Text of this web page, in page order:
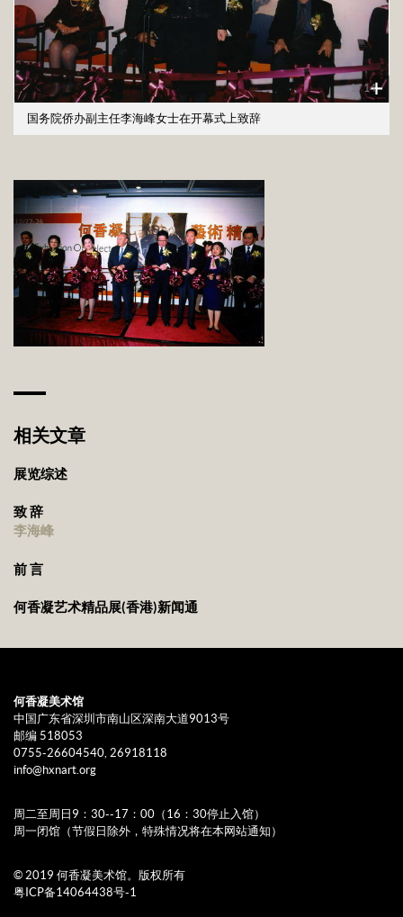
为她伟大人格的真实写照。
何香凝在长达60余年的创作生涯中作画千余件。她在绘画观念、表
现技法上，早年受到日本画的影响，如写意的精神、某些细节之精
微描绘、山水画中天空的晕染法等等；但她的艺术基础是中华民族
传统的，却又不拘泥于古人。在深厚的文化教养中，她以海纳百川
不依傍他人，而显露她独有的精神。
作为一位女性艺术家，何香凝更以其伟大的情操和高尚的品格，以
及传奇般的人生经历和凌厉、刚健的画风，为中国20世纪的女性绘
画树立一个典范。在回顾20世纪中国艺术时，何香凝所代表的独特
的文化身份及其所展现的独特的文化现象，值得我们深思。
1/14
国务院侨办副主任李海峰女士在开幕式上致辞
相关文章
展览综述
致 辞
李海峰
前 言
何香凝艺术精品展(香港)新闻通
何香凝美术馆
中国广东省深圳市南山区深南大道9013号
邮编 518053
0755-26604540, 26918118
info@hxnart.org
周二至周日9：30--17：00（16：30停止入馆）
周一闭馆（节假日除外，特殊情况将在本网站通知）
© 2019 何香凝美术馆。版权所有
粤ICP备14064438号-1